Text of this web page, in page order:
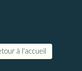
à l'accueil